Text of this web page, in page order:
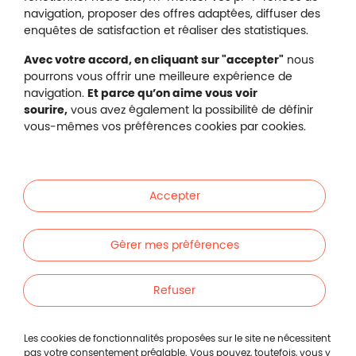
Nous contacter
Politique de protection des données
navigation, proposer des offres adaptées, diffuser des
enquêtes de satisfaction et réaliser des statistiques.
Avec votre accord, en cliquant sur "accepter" nous
pourrons vous offrir une meilleure expérience de
navigation. Et parce qu’on aime vous voir
sourire, vous avez également la possibilité de définir
vous-mêmes vos préférences cookies par cookies.
Les cookies de fonctionnalités proposées sur le site ne nécessitent
pas votre consentement préalable. Vous pouvez, toutefois, vous y
Refuser
Gérer mes préférences
Accepter